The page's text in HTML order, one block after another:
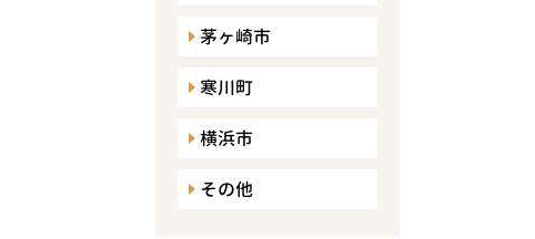
茅ヶ崎市
寒川町
横浜市
その他